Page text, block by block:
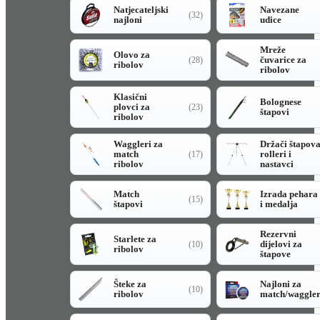
Natjecateljski
najloni
(32)
Navezane
udice
Olovo za
ribolov
(28)
Mreže
čuvarice za
ribolov
Klasični
plovci za
ribolov
(23)
Bolognese
štapovi
Waggleri za
match
ribolov
(17)
Držači štapova
rolleri i
nastavci
Match
štapovi
(15)
Izrada pehara
i medalja
Starlete za
ribolov
(10)
Rezervni
dijelovi za
štapove
Šteke za
ribolov
(10)
Najloni za
match/waggler